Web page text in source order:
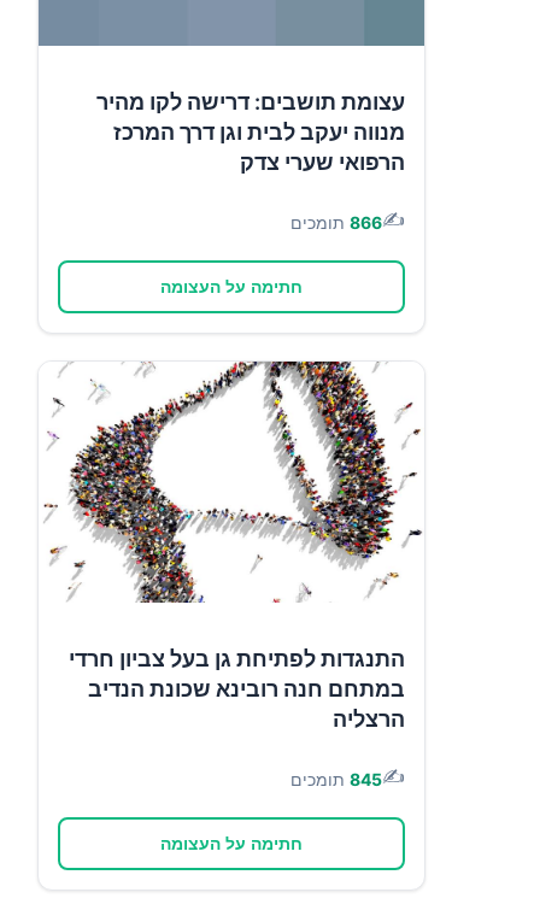
עצומת תושבים: דרישה לקו מהיר
מנווה יעקב לבית וגן דרך המרכז
הרפואי שערי צדק
✍️
866 תומכים
חתימה על העצומה
התנגדות לפתיחת גן בעל צביון חרדי
במתחם חנה רובינא שכונת הנדיב
הרצליה
✍️
845 תומכים
חתימה על העצומה